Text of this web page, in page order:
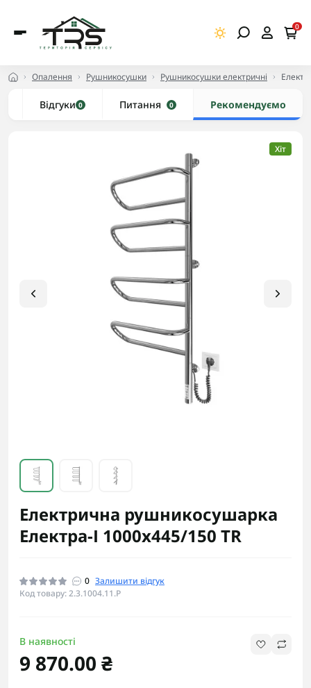
0
Опалення Рушникосушки Рушникосушки електричні
Відгуки 0 Питання 0 Рекомендуємо
Хіт
Електрична рушникосушарка
Електра-І 1000x445/150 TR
0 Залишити відгук
Код товару: 2.3.1004.11.P
В наявності
9 870.00 ₴